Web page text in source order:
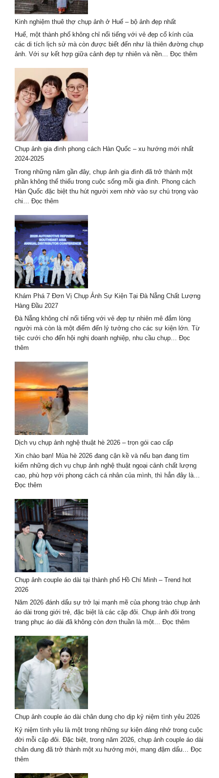
Đà
Nẵng
Với
Khung
Cảnh
Tuyệt
Kinh nghiệm thuê thợ chụp ảnh ở Huế – bộ ảnh đẹp nhất
Huế, một thành phố không chỉ nổi tiếng với vẻ đẹp cổ kính của
các di tích lịch sử mà còn được biết đến như là thiên đường chụp
ảnh. Với sự kết hợp giữa cảnh đẹp tự nhiên và nền… Đọc thêm
Chụp ảnh gia đình phong cách Hàn Quốc – xu hướng mới nhất
2024-2025
Trong những năm gần đây, chụp ảnh gia đình đã trở thành một
phần không thể thiếu trong cuộc sống mỗi gia đình. Phong cách
Hàn Quốc đặc biệt thu hút người xem nhờ vào sự chú trọng vào
chi… Đọc thêm
ảnh
gia
đình
phong
cách
Hàn
Quốc
–
xu
mới
nhất
2024-
Khám Phá 7 Đơn Vị Chụp Ảnh Sự Kiện Tại Đà Nẵng Chất Lượng
Hàng Đầu 2027
Đà Nẵng không chỉ nổi tiếng với vẻ đẹp tự nhiên mê đắm lòng
người mà còn là một điểm đến lý tưởng cho các sự kiện lớn. Từ
tiệc cưới cho đến hội nghị doanh nghiệp, nhu cầu chụp… Đọc
thêm
Phá
7
Đơn
Vị
Chụp
Ảnh
Sự
Kiện
Tại
Đà
Nẵng
Chất
Lượng
Đầu
2027
Dịch vụ chụp ảnh nghệ thuật hè 2026 – trọn gói cao cấp
Xin chào bạn! Mùa hè 2026 đang cận kề và nếu bạn đang tìm
kiếm những dịch vụ chụp ảnh nghệ thuật ngoại cảnh chất lượng
cao, phù hợp với phong cách cá nhân của mình, thì hẳn đây là…
Đọc thêm
vụ
chụp
ảnh
nghệ
thuật
hè
2026
–
trọn
cao
cấp
Chụp ảnh couple áo dài tại thành phố Hồ Chí Minh – Trend hot
2026
Năm 2026 đánh dấu sự trở lại mạnh mẽ của phong trào chụp ảnh
áo dài trong giới trẻ, đặc biệt là các cặp đôi. Chụp ảnh đôi trong
trang phục áo dài đã không còn đơn thuần là một… Đọc thêm
Chí
Minh
–
Trend
Chụp ảnh couple áo dài chân dung cho dịp kỷ niệm tình yêu 2026
Kỷ niệm tình yêu là một trong những sự kiện đáng nhớ trong cuộc
đời mỗi cặp đôi. Đặc biệt, trong năm 2026, chụp ảnh couple áo dài
chân dung đã trở thành một xu hướng mới, mang đậm dấu… Đọc
thêm